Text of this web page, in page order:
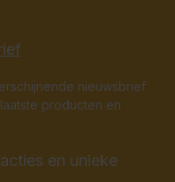
nieuwsbrief
producten en
en unieke